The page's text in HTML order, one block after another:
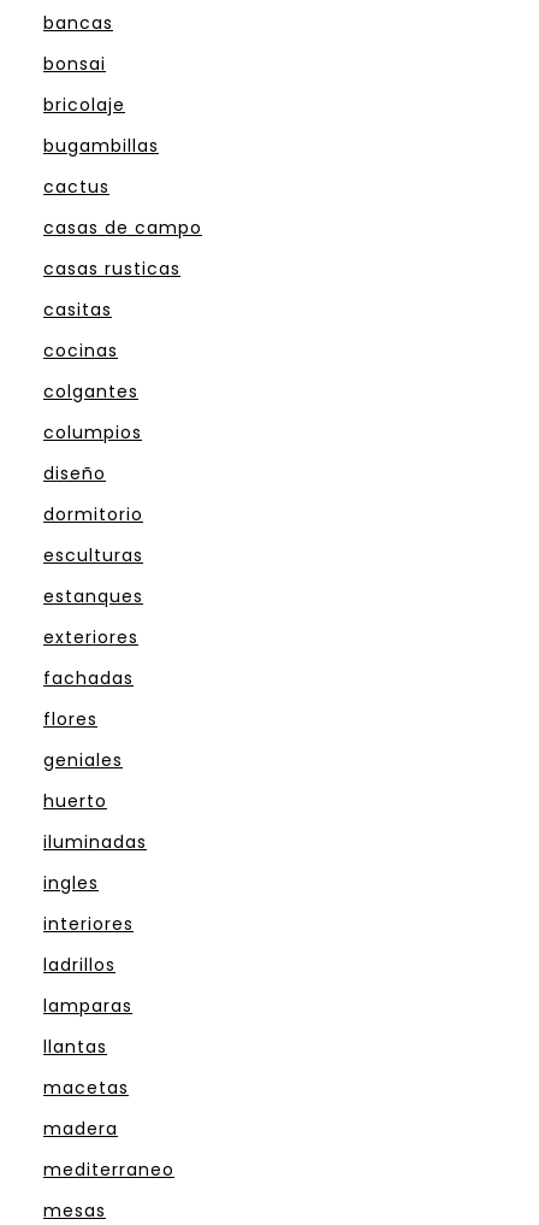
bancas
bonsai
bricolaje
bugambillas
cactus
casas de campo
casas rusticas
casitas
cocinas
colgantes
columpios
diseño
dormitorio
esculturas
estanques
exteriores
fachadas
flores
geniales
huerto
iluminadas
ingles
interiores
ladrillos
lamparas
llantas
macetas
madera
mediterraneo
mesas